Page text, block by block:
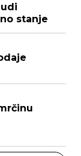
stanje